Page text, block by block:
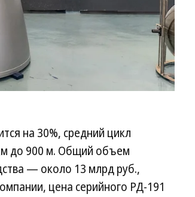
на 30%, средний цикл
до 900 м. Общий объем
— около 13 млрд руб.,
цена серийного РД-191